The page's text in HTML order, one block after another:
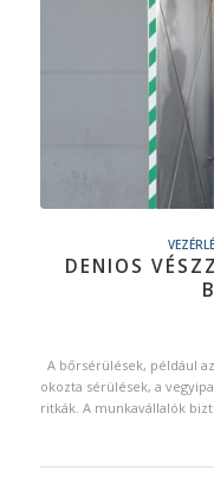
DENIOS
A bőrsérülések, például
okozta sérülések, a
ritkák. A munkavállalók